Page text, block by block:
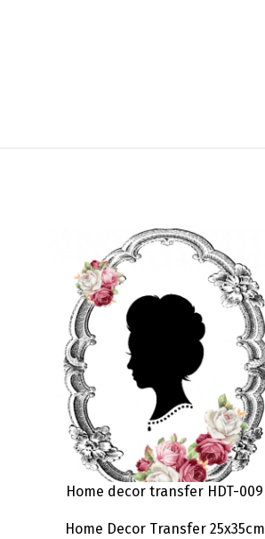
Home decor transfer HDT-009
Home Decor Transfer 25x35cm